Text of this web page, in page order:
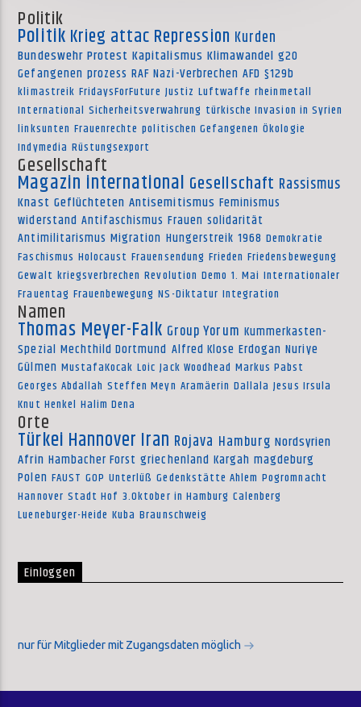
Politik
Politik Krieg attac Repression Kurden
Bundeswehr Protest Kapitalismus Klimawandel g20
Gefangenen prozess RAF Nazi-Verbrechen AFD §129b
klimastreik FridaysForFuture Justiz Luftwaffe rheinmetall
International Sicherheitsverwahrung türkische Invasion in Syrien
linksunten Frauenrechte politischen Gefangenen Ökologie
Indymedia Rüstungsexport
Gesellschaft
Magazin international Gesellschaft Rassismus
Knast Geflüchteten Antisemitismus Feminismus
widerstand Antifaschismus Frauen solidarität
Antimilitarismus Migration Hungerstreik 1968 Demokratie
Faschismus Holocaust Frauensendung Frieden Friedensbewegung
Gewalt kriegsverbrechen Revolution Demo 1. Mai Internationaler
Frauentag Frauenbewegung NS-Diktatur Integration
Namen
Thomas Meyer-Falk Group Yorum Kummerkasten-
Spezial Mechthild Dortmund Alfred Klose Erdogan Nuriye
Gülmen MustafaKocak Loic Jack Woodhead Markus Pabst
Georges Abdallah Steffen Meyn Aramäerin Dallala Jesus Irsula
Knut Henkel Halim Dena
Orte
Türkei Hannover Iran Rojava Hamburg Nordsyrien
Afrin Hambacher Forst griechenland Kargah magdeburg
Polen FAUST GOP Unterlüß Gedenkstätte Ahlem Pogromnacht
Hannover Stadt Hof 3.Oktober in Hamburg Calenberg
Lueneburger-Heide Kuba Braunschweig
Einloggen
nur für Mitglieder mit Zugangsdaten möglich